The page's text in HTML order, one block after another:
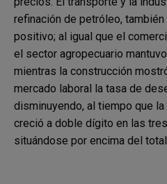
refinación de petróleo,
positivo; al igual que el
el sector agropecuario
mientras la construcción
mercado laboral la tasa de
disminuyendo, al tiempo que
creció a doble dígito en las
situándose por encima del